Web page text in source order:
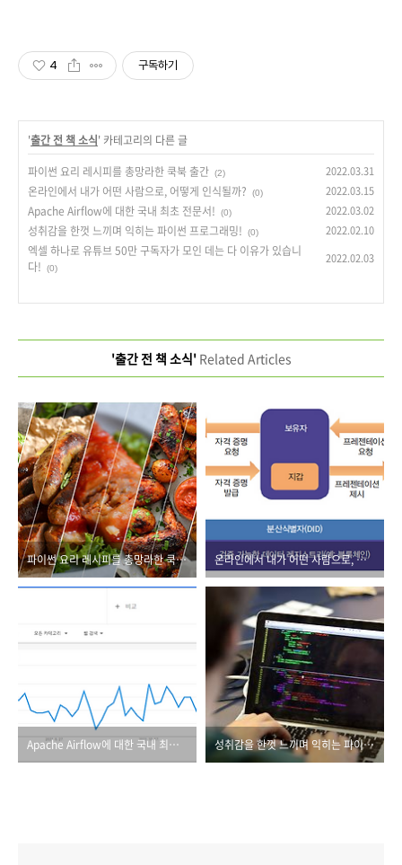
4 구독하기
'출간 전 책 소식' 카테고리의 다른 글
파이썬 요리 레시피를 총망라한 쿡북 출간 (2) 2022.03.31
온라인에서 내가 어떤 사람으로, 어떻게 인식될까? (0) 2022.03.15
Apache Airflow에 대한 국내 최초 전문서! (0) 2022.03.02
성취감을 한껏 느끼며 익히는 파이썬 프로그래밍! (0) 2022.02.10
엑셀 하나로 유튜브 50만 구독자가 모인 데는 다 이유가 있습니
다!
(0)
2022.02.03
'출간 전 책 소식'Related Articles
파이썬 요리 레시피를 총망라한 쿡북 출간 온라인에서 내가 어떤 사람으로, 어떻게 인식될까?
Apache Airflow에 대한 국내 최초 전문서! 성취감을 한껏 느끼며 익히는 파이썬 프로그래밍!